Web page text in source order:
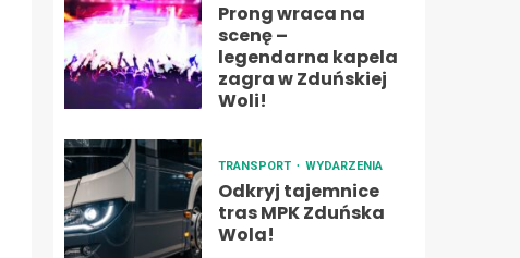
Prong wraca na
scenę –
legendarna kapela
zagra w Zduńskiej
Woli!
TRANSPORT WYDARZENIA
Odkryj tajemnice
tras MPK Zduńska
Wola!